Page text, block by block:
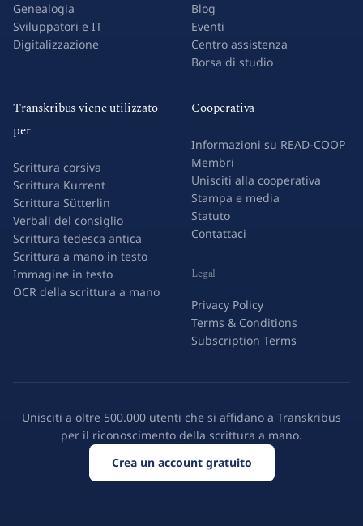
Genealogia
Sviluppatori e IT
Digitalizzazione
Blog
Eventi
Centro assistenza
Borsa di studio
Transkribus viene utilizzato
per
Scrittura corsiva
Scrittura Kurrent
Scrittura Sütterlin
Verbali del consiglio
Scrittura tedesca antica
Scrittura a mano in testo
Immagine in testo
OCR della scrittura a mano
Cooperativa
Informazioni su READ-COOP
Membri
Unisciti alla cooperativa
Stampa e media
Statuto
Contattaci
Legal
Privacy Policy
Terms & Conditions
Subscription Terms
Unisciti a oltre 500.000 utenti che si affidano a Transkribus
per il riconoscimento della scrittura a mano.
Crea un account gratuito